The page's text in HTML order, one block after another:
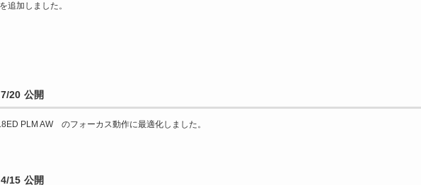
追加しました。
20 公開
PLM AW のフォーカス動作に最適化しました。
15 公開